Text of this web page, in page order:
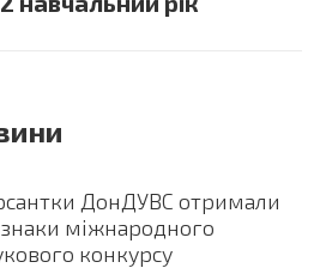
ДонДУВС отримали
міжнародного
конкурсу